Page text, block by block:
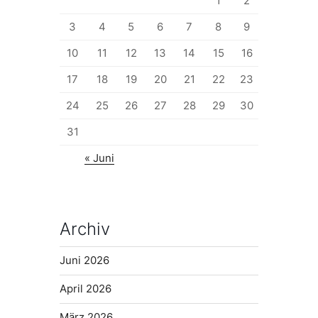
3
4 5 6 7 8
9
10
11 12 13 14 15
16
17
18 19 20 21 22
23
24
25 26 27 28 29
30
31
« Juni
Archiv
Juni 2026
April 2026